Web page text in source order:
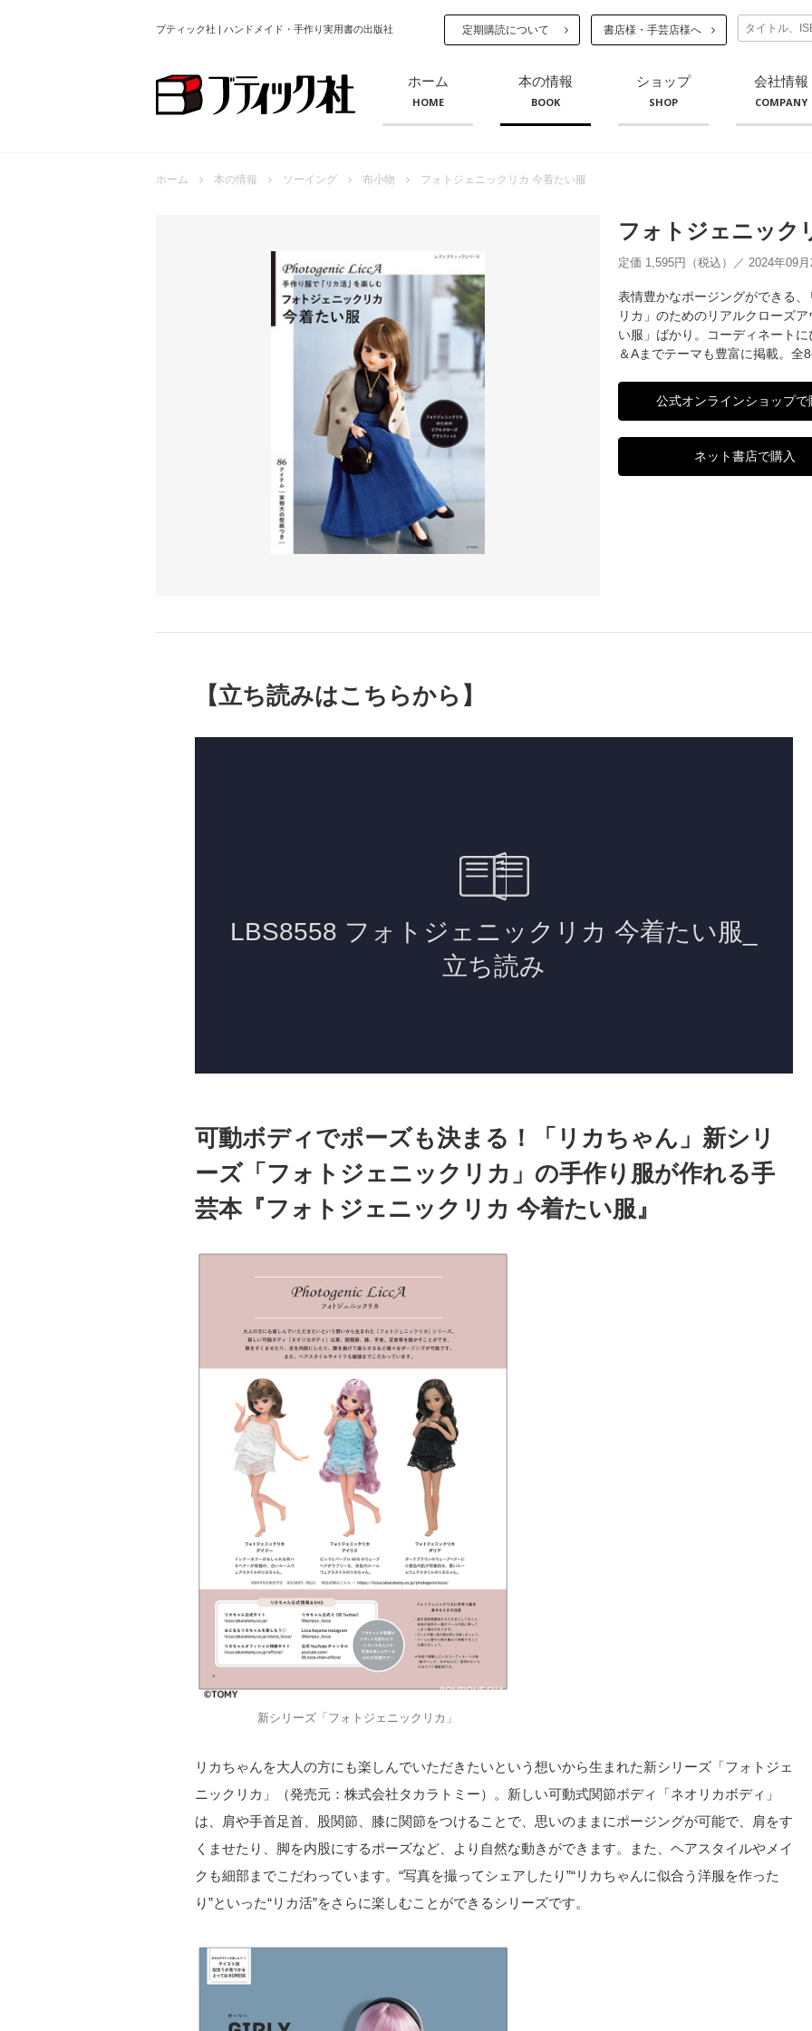
ブティック社 | ハンドメイド・手作り実用書の出版社 定期購読について 書店様・手芸店様へ
ホーム
HOME
本の情報
BOOK
ショップ
SHOP
会社情報
COMPANY
ホーム 本の情報 ソーイング 布小物 フォトジェニックリカ 今着たい服
フォトジェニック
定価 1,595円（税込）／ 2024年09
表情豊かなポージングができる
リカ」のためのリアルクローズ
い服」ばかり。コーディネート
＆Aまでテーマも豊富に掲載。
公式オンラインショップで
ネット書店で購入
【立ち読みはこちらから】
可動ボディでポーズも決まる！「リカちゃん」新シリ
ーズ「フォトジェニックリカ」の手作り服が作れる手
芸本『フォトジェニックリカ 今着たい服』
新シリーズ「フォトジェニックリカ」
リカちゃんを大人の方にも楽しんでいただきたいという想いから生まれた新シリーズ「フォトジェ
ニックリカ」（発売元：株式会社タカラトミー）。新しい可動式関節ボディ「ネオリカボディ」
は、肩や手首足首、股関節、膝に関節をつけることで、思いのままにポージングが可能で、肩をす
くませたり、脚を内股にするポーズなど、より自然な動きができます。また、ヘアスタイルやメイ
クも細部までこだわっています。“写真を撮ってシェアしたり”“リカちゃんに似合う洋服を作った
り”といった“リカ活”をさらに楽しむことができるシリーズです。